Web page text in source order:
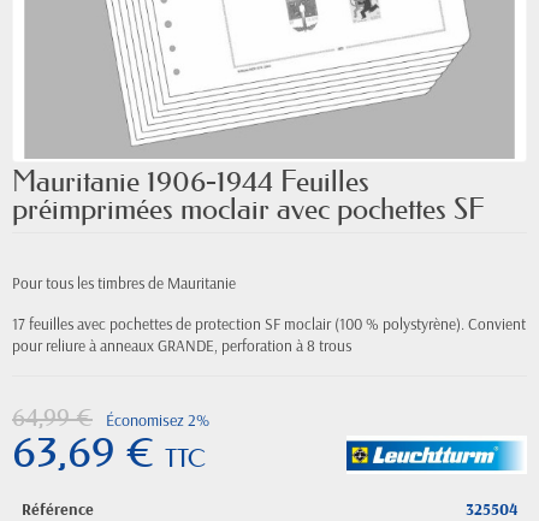
Mauritanie 1906-1944 Feuilles
préimprimées moclair avec pochettes SF
Pour tous les timbres de Mauritanie
17 feuilles avec pochettes de protection SF moclair (100 % polystyrène). Convient
pour reliure à anneaux GRANDE, perforation à 8 trous
64,99 € Économisez 2%
63,69 € TTC
Référence 325504